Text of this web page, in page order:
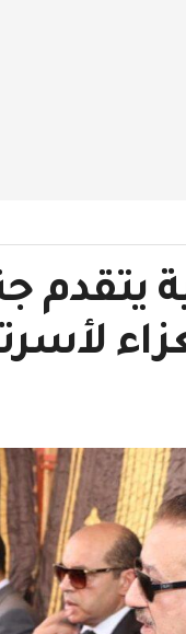
يتقدم